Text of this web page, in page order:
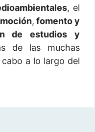
, el
, fomento y
de estudios y
de las muchas
a lo largo del